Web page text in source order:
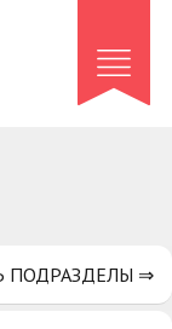
ПОДРАЗДЕЛЫ ⇒